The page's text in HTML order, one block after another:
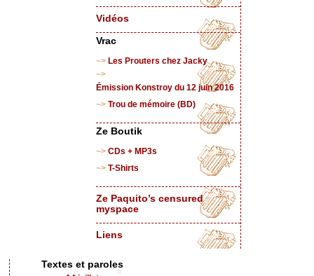
Vidéos
Vrac
Les Prouters chez Jacky
Émission Konstroy du 12 juin 2016
Trou de mémoire (BD)
Ze Boutik
CDs + MP3s
T-Shirts
Ze Paquito’s censured
myspace
Liens
Textes et paroles